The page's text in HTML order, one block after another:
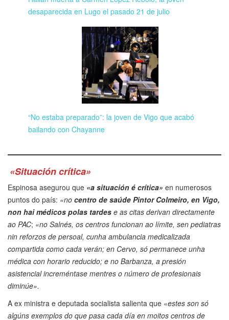
desaparecida en Lugo el pasado 21 de julio
“No estaba preparado”: la joven de Vigo que acabó
bailando con Chayanne
«Situación crítica»
Espinosa asegurou que «a situación é crítica» en numerosos
puntos do país: «no centro de saúde Pintor Colmeiro, en Vigo,
non hai médicos polas tardes e as citas derivan directamente
ao PAC; «no Salnés, os centros funcionan ao límite, sen pediatras
nin reforzos de persoal, cunha ambulancia medicalizada
compartida como cada verán; en Cervo, só permanece unha
médica con horario reducido; e no Barbanza, a presión
asistencial increméntase mentres o número de profesionais
diminúe».
A ex ministra e deputada socialista salienta que «estes son só
algúns exemplos do que pasa cada día en moitos centros de